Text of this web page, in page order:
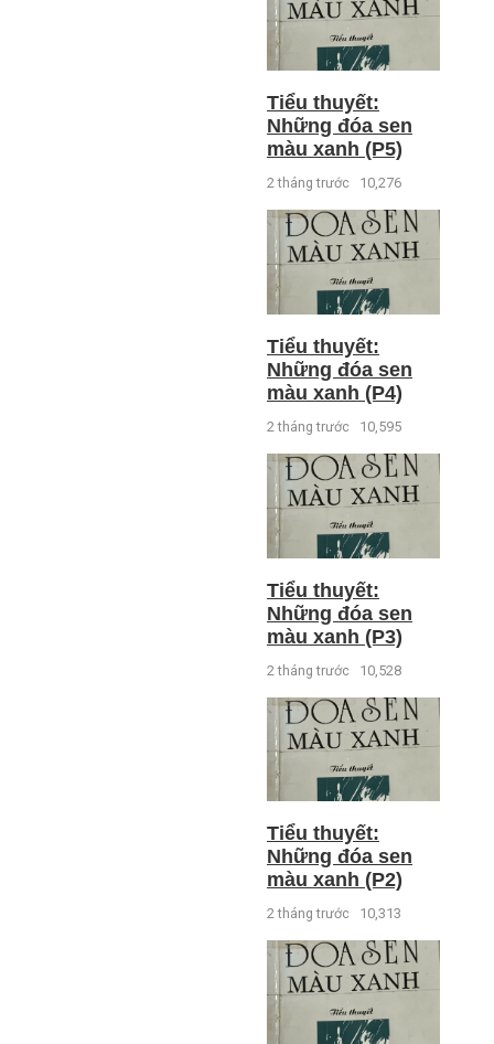
Tiểu thuyết:
Những đóa sen
màu xanh (P5)
2 tháng trước 10,276
Tiểu thuyết:
Những đóa sen
màu xanh (P4)
2 tháng trước 10,595
Tiểu thuyết:
Những đóa sen
màu xanh (P3)
2 tháng trước 10,528
Tiểu thuyết:
Những đóa sen
màu xanh (P2)
2 tháng trước 10,313